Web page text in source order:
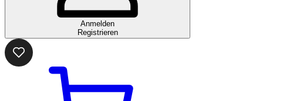
Anmelden
Registrieren